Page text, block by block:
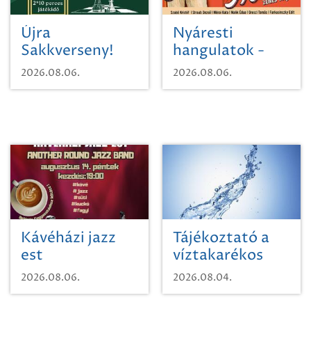
Újra
Sakkverseny!
2026.08.06.
Nyáresti
hangulatok -
Mágnás Miska
2026.08.06.
Kávéházi jazz
est
2026.08.06.
Tájékoztató a
víztakarékos
vízhasználatról
2026.08.04.